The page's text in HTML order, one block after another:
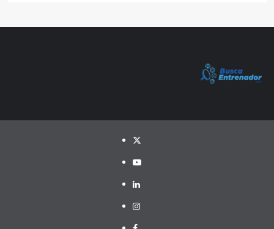
Twitter
YouTube
LinkedIn
Instagram
Facebook